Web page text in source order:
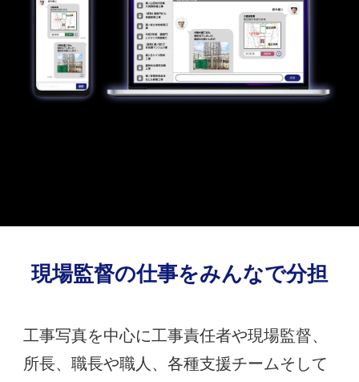
現場監督の仕事をみんなで分担
工事写真を中心に工事責任者や現場監督、
所長、職長や職人、各種支援チームそして